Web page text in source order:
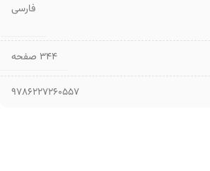
فارسی
۳۴۴ صفحه
9786227260557